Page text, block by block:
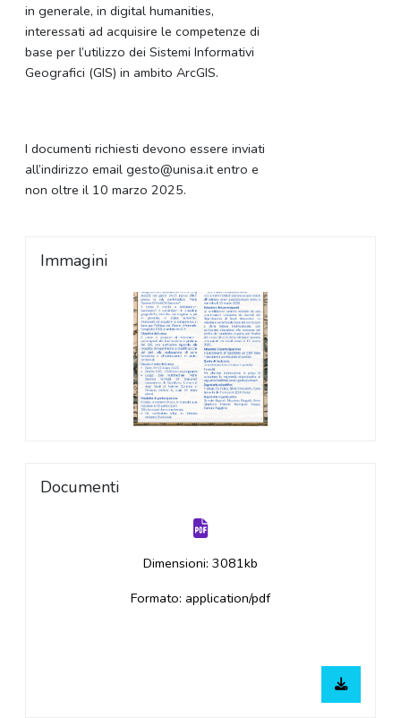
in generale, in digital humanities,
interessati ad acquisire le competenze di
base per l’utilizzo dei Sistemi Informativi
Geografici (GIS) in ambito ArcGIS.
I documenti richiesti devono essere inviati
all’indirizzo email gesto@unisa.it entro e
non oltre il 10 marzo 2025.
Immagini
Documenti
Dimensioni: 3081kb
Formato: application/pdf